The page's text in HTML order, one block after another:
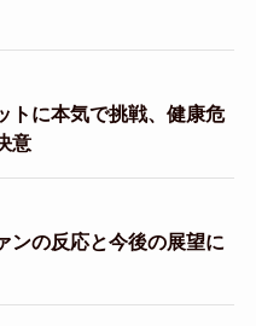
トに本気で挑戦、健康危
意
ンの反応と今後の展望に